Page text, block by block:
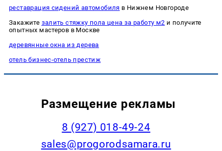
реставрация сидений автомобиля в Нижнем Новгороде
Закажите залить стяжку пола цена за работу м2 и получите
опытных мастеров в Москве
деревянные окна из дерева
отель бизнес-отель престиж
Размещение рекламы
8 (927) 018-49-24
sales@progorodsamara.ru